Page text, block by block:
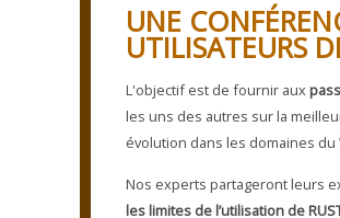
UNE
UTILISATEURS
L'objectif est de fournir aux
les uns des autres sur la
évolution dans les domaines
Nos experts partageront leurs
les limites de l’utilisation de